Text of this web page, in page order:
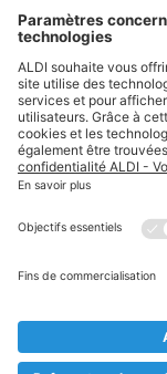
Suivez
Textes marqués
* Nous vendons ces
au cas où, malgré le
prématurément en
** Sur ce site,